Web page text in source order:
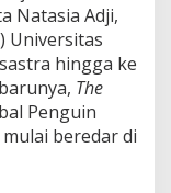
Natasia Adji,
Universitas
hingga ke
The
Penguin
beredar di